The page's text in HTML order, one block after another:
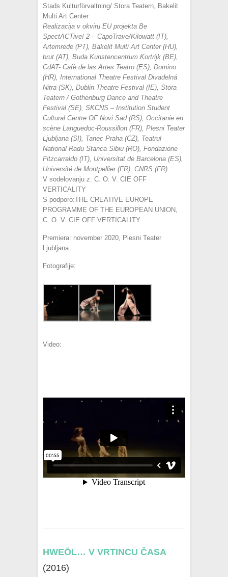
Stads Kulturförvaltning/ Stora Teatern, Bakelit
Multi Art Center
Realizacija v okviru EU projekta Be
SpectACTive! 2 – CapoTrave/Kilowatt (IT),
Artemrede (PT), Bakelit Multi Art Center (HU),
brut (AT), Buda Kunstencentrum Kortrijk (BE),
CdAT- Cafè de las Artes Teatro (ES), Domino
(HR), International Theatre Festival Divadelná
Nitra (SK), Dublin Theatre Festival (IE), Stora
Teatern / Gothenburg Dance and Theatre
Festival (SE), SKCNS – Institution Student
Cultural Centre OF Novi Sad (RS), Occitanie en
scène Languedoc-Roussillon (FR), Plesni Teater
Ljubljana (SI), Tanec Praha (CZ), Teatrul
National Radu Stanca Sibiu (RO), Fondazione
Fitzcarraldo (IT), Universitat de Barcelona (ES),
Université de Montpellier (FR), CNRS (FR)
V sodelovanju z: C. O. V. CIE OFF
VERTICALITY
S podporo:THE CREATIVE EUROPE
PROGRAMME OF THE EUROPEAN UNION,
C. O. V. CIE OFF VERTICALITY
Premiera: november 2020, Plesni Teater
Ljubljana
Fotografije:
Video:
HWEŌL… V VRTINCU ČASA
(2016)